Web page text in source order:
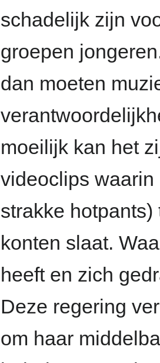
schadelijk zijn
groepen
dan moeten
moeilijk kan het
videoclips
strakke
konten slaat.
heeft en zich
Deze regering
om haar